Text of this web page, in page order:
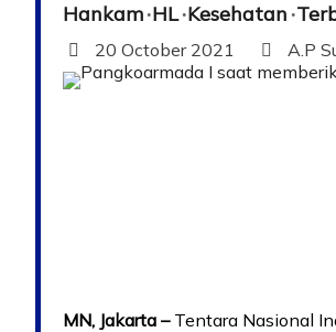
Hankam HL Kesehatan
20 October 2021 A.P
MN, Jakarta – Tentara Nasional